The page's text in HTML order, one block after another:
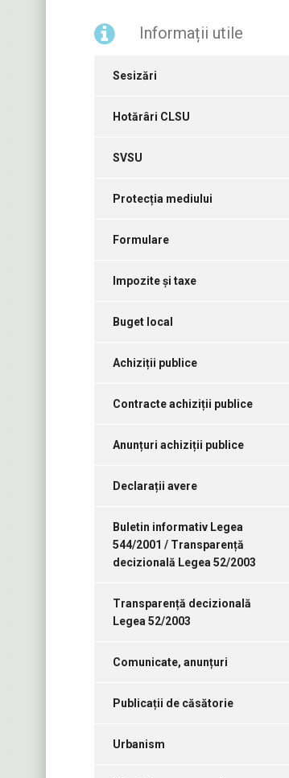
Informații utile
Sesizări
Hotărâri CLSU
SVSU
Protecția mediului
Formulare
Impozite și taxe
Buget local
Achiziții publice
Contracte achiziții publice
Anunțuri achiziții publice
Declarații avere
Buletin informativ Legea
544/2001 / Transparență
decizională Legea 52/2003
Transparență decizională
Legea 52/2003
Comunicate, anunțuri
Publicații de căsătorie
Urbanism